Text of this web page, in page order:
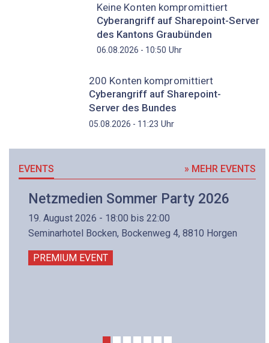
Keine Konten kompromittiert
Cyberangriff auf Sharepoint-Server
des Kantons Graubünden
06.08.2026 - 10:50 Uhr
200 Konten kompromittiert
Cyberangriff auf Sharepoint-
Server des Bundes
05.08.2026 - 11:23 Uhr
EVENTS » MEHR EVENTS
Netzmedien Sommer Party 2026
19. August 2026 - 18:00 bis 22:00
Seminarhotel Bocken, Bockenweg 4, 8810 Horgen
PREMIUM EVENT